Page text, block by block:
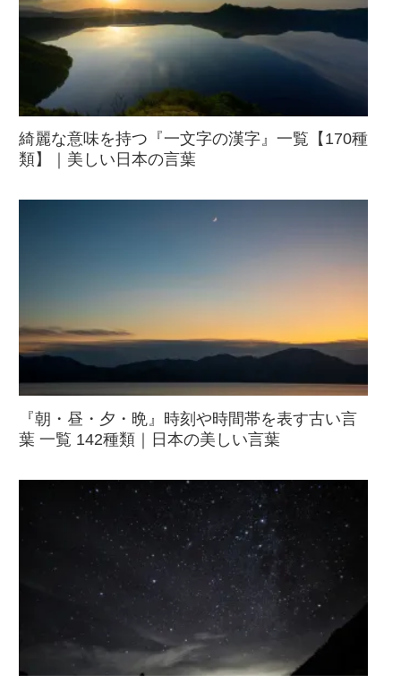
綺麗な意味を持つ『一文字の漢字』一覧【170種
類】｜美しい日本の言葉
『朝・昼・夕・晩』時刻や時間帯を表す古い言
葉 一覧 142種類｜日本の美しい言葉